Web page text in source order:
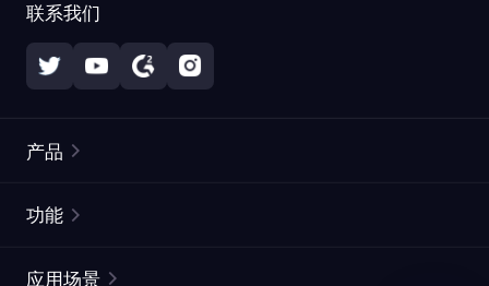
联系我们
产品
静态住宅代理
功能
应用场景